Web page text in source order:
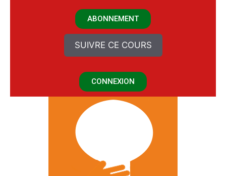
ABONNEMENT
SUIVRE CE COURS
CONNEXION